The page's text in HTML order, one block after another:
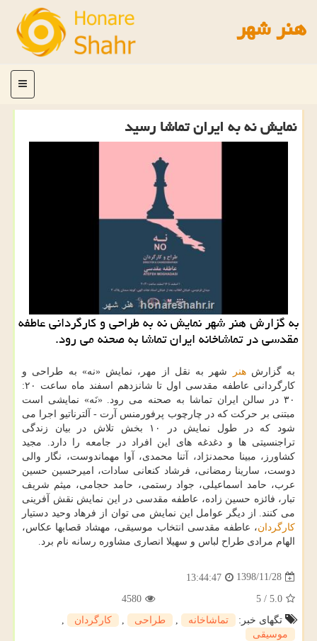
هنر شهر
منو
نمایش نه به ایران تماشا رسید
به گزارش هنر شهر نمایش نه به طراحی و كارگردانی عاطفه
مقدسی در تماشاخانه ایران تماشا به صحنه می رود.
به گزارشهنر
شهر به نقل از مهر، نمایش «نه» به طراحی و
كارگردانی عاطفه مقدسی اول تا شانزدهم اسفند ماه ساعت ۲۰:
۳۰ در سالن ایران تماشا به صحنه می رود. «نَه» نمایشی است
مبتنی بر حركت كه در چارچوب پرفورمنس آرت - آلترناتیو اجرا می
شود كه در طول نمایش در ۱۰ بخش تلاش در بیان زندگی
تراجنسیتی ها و دغدغه های این افراد در جامعه را دارد. مجید
كشاورز، مبینا محمدنژاد، آتنا محمدی، آوا مهماندوست، نگار والی
دوست، سارینا رمضانی، فرشاد كنعانی سادات، امیرحسین حسین
عرب، حامد اسماعیلی، جواد رستمی، حامد حجامی، میثم شریف
تبار، فائزه حسین زاده، عاطفه مقدسی در این نمایش نقش آفرینی
می كنند. از دیگر عوامل این نمایش می توان از فرهاد وحید دستیار
كارگردان، عاطفه مقدسی انتخاب موسیقی، مهشاد قصابها عكاس،
الهام مرادی طراح لباس و سهیلا انصاری مشاوره رسانه نام برد.
1398/11/28
13:44:47
5.0
/
5
4580
تگهای خبر:
تماشاخانه , طراحی , كارگردان
,
موسیقی